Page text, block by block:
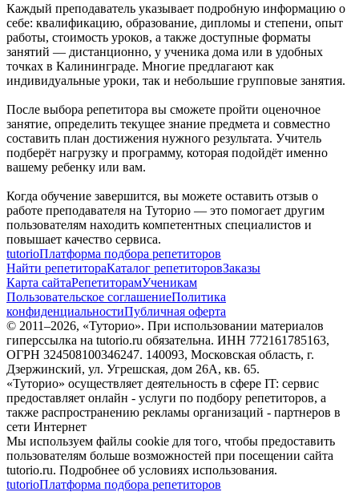
Каждый преподаватель указывает подробную информацию о
себе: квалификацию, образование, дипломы и степени, опыт
работы, стоимость уроков, а также доступные форматы
занятий — дистанционно, у ученика дома или в удобных
точках в Калининграде. Многие предлагают как
индивидуальные уроки, так и небольшие групповые занятия.
После выбора репетитора вы сможете пройти оценочное
занятие, определить текущее знание предмета и совместно
составить план достижения нужного результата. Учитель
подберёт нагрузку и программу, которая подойдёт именно
вашему ребенку или вам.
Когда обучение завершится, вы можете оставить отзыв о
работе преподавателя на Туторио — это помогает другим
пользователям находить компетентных специалистов и
повышает качество сервиса.
tutorioПлатформа подбора репетиторов
Найти репетитораКаталог репетиторовЗаказы
Карта сайтаРепетиторамУченикам
Пользовательское соглашениеПолитика
конфиденциальностиПубличная оферта
© 2011–2026, «Туторио». При использовании материалов
гиперссылка на tutorio.ru обязательна. ИНН 772161785163,
ОГРН 324508100346247. 140093, Московская область, г.
Дзержинский, ул. Угрешская, дом 26А, кв. 65.
«Туторио» осуществляет деятельность в сфере IT: сервис
предоставляет онлайн - услуги по подбору репетиторов, а
также распространению рекламы организаций - партнеров в
сети Интернет
Мы используем файлы cookie для того, чтобы предоставить
пользователям больше возможностей при посещении сайта
tutorio.ru. Подробнее об условиях использования.
tutorioПлатформа подбора репетиторов